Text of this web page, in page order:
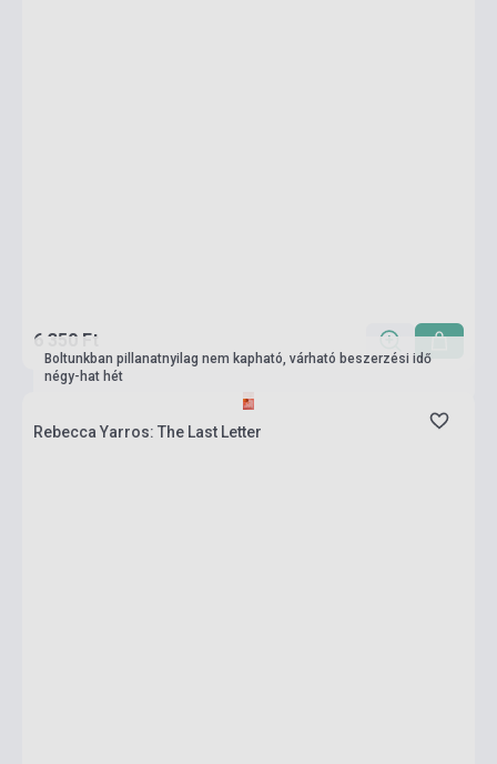
6 350 Ft
Boltunkban pillanatnyilag nem kapható, várható beszerzési idő
négy-hat hét
Rebecca Yarros: The Last Letter